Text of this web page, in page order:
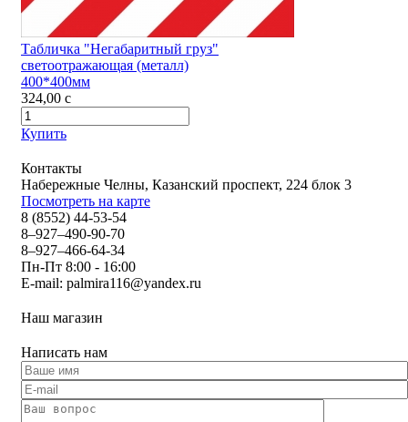
Табличка "Негабаритный груз"
светоотражающая (металл)
400*400мм
324,00 c
Купить
Контакты
Набережные Челны, Казанский проспект, 224 блок 3
Посмотреть на карте
8 (8552) 44-53-54
8–927–490-90-70
8–927–466-64-34
Пн-Пт 8:00 - 16:00
E-mail: palmira116@yandex.ru
Наш магазин
Написать нам